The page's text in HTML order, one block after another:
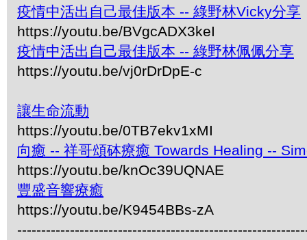
疫情中活出自己最佳版本 -- 綠野林Vicky分享
https://youtu.be/BVgcADX3keI
疫情中活出自己最佳版本 -- 綠野林佩佩分享
https://youtu.be/vj0rDrDpE-c
讓生命流動
https://youtu.be/0TB7ekv1xMI
向癒 -- 祥哥頌砵療癒 Towards Healing --
https://youtu.be/knOc39UQNAE
豐盛音響療癒
https://youtu.be/K9454BBs-zA